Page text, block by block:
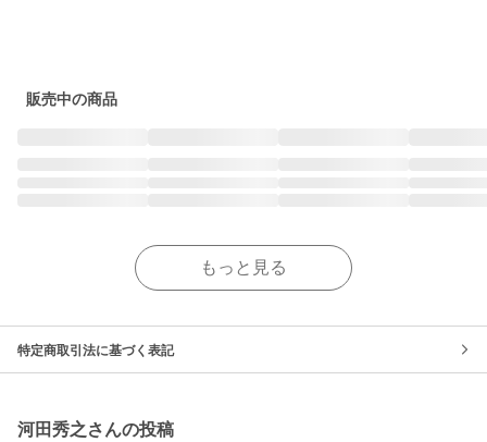
販売中の商品
もっと見る
特定商取引法に基づく表記
河田秀之さんの投稿